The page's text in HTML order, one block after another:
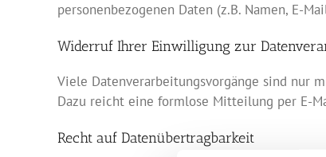
personenbezogenen Daten (z.B. Namen, E-
Widerruf Ihrer Einwilligung zur
Viele Datenverarbeitungsvorgänge sind
Dazu reicht eine formlose Mitteilung per E-
Recht auf Datenübertragbarkeit